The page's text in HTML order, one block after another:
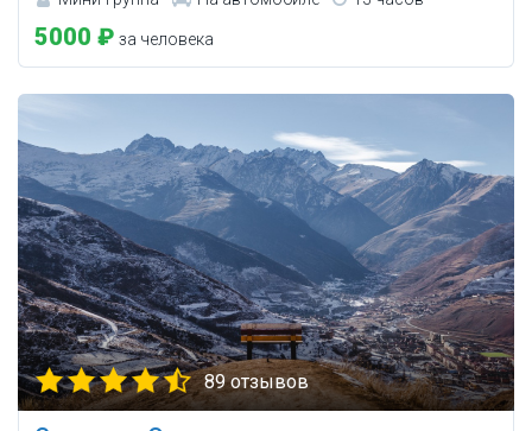
5000 ₽ за человека
89 отзывов